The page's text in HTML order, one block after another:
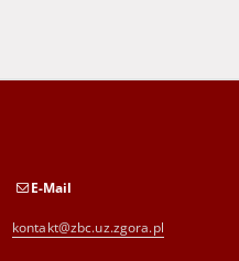
E-Mail
kontakt@zbc.uz.zgora.pl